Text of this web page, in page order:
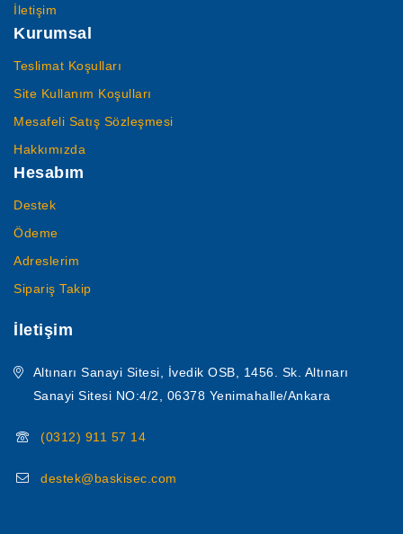
İletişim
Kurumsal
Teslimat Koşulları
Site Kullanım Koşulları
Mesafeli Satış Sözleşmesi
Hakkımızda
Hesabım
Destek
Ödeme
Adreslerim
Sipariş Takip
İletişim
Altınarı Sanayi Sitesi, İvedik OSB, 1456. Sk. Altınarı
Sanayi Sitesi NO:4/2, 06378 Yenimahalle/Ankara
(0312) 911 57 14
destek@baskisec.com